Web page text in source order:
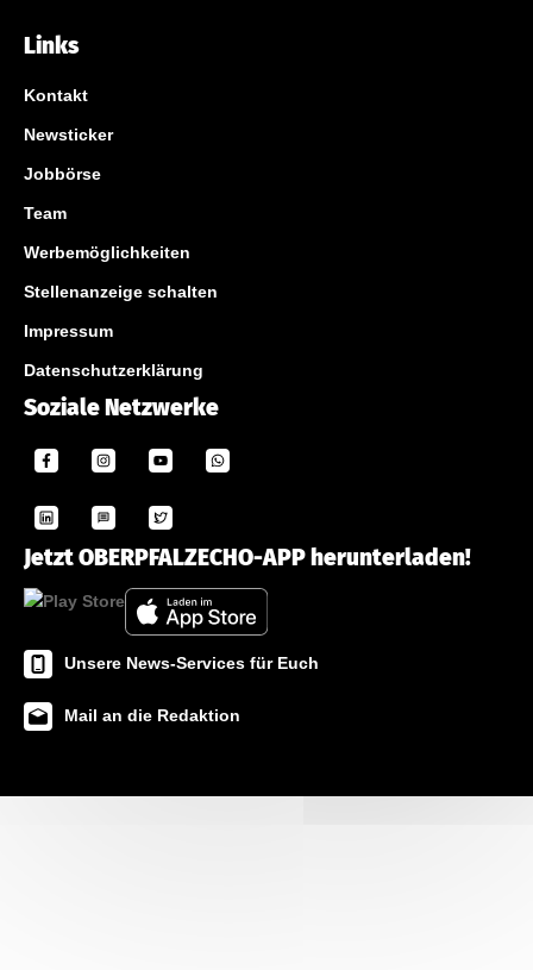
Links
Kontakt
Newsticker
Jobbörse
Team
Werbemöglichkeiten
Stellenanzeige schalten
Impressum
Datenschutzerklärung
Soziale Netzwerke
Jetzt OBERPFALZECHO-APP herunterladen!
Unsere News-Services für Euch
Mail an die Redaktion